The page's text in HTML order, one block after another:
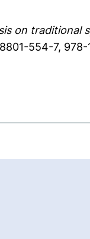
on traditional
554-7,